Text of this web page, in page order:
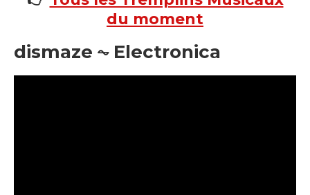
du moment
dismaze ⏦ Electronica